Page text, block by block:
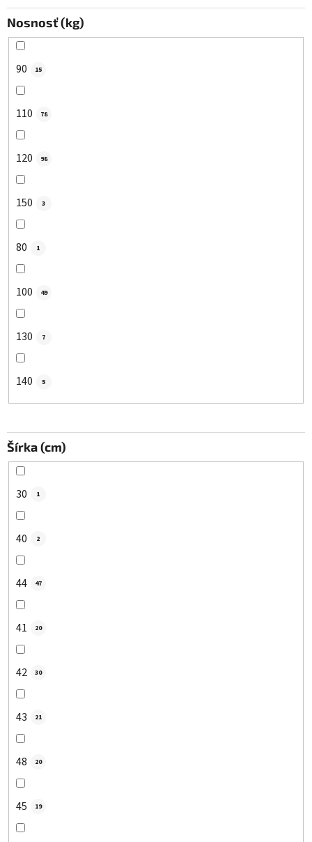
Nosnosť (kg)
90 15
110 78
120 98
150 3
80 1
100 49
130 7
140 5
Šírka (cm)
30 1
40 2
44 47
41 20
42 30
43 21
48 20
45 19